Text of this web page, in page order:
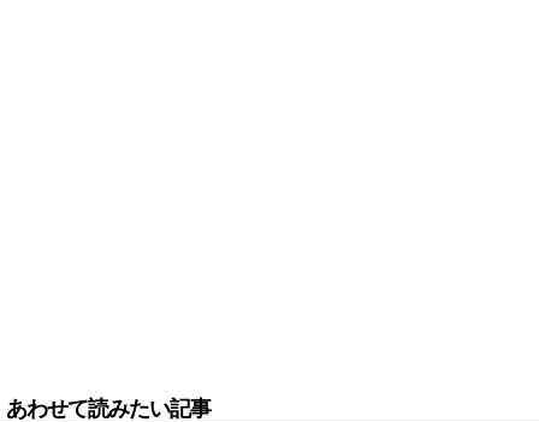
あわせて読みたい記事